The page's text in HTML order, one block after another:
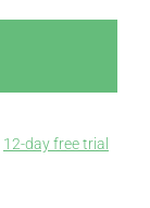
12-day free trial